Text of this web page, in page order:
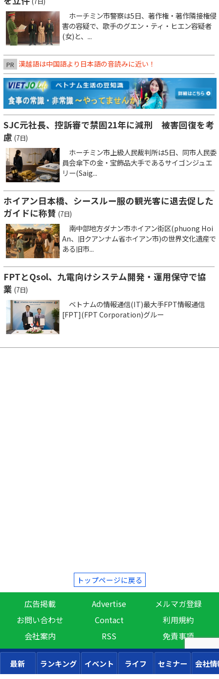
ホーチミン市警察は5日、著作権・著作隣接権侵
害の容疑で、歌手のグエン・ティ・ヒエン容疑者
(女)と、...
PR 漢越語は中国語より日本語の音読みに近い！
SJC元社長、控訴審で禁固21年に減刑 被害回復を考
慮 (7日)
ホーチミン市上級人民裁判所は5日、同市人民委
員会傘下の金・宝飾品大手であるサイゴンジュエ
リー(Saig...
ホイアン日本橋、シースルー服の観光客に退去促した
ガイドに称賛 (7日)
南中部地方ダナン市ホイアン街区(phuong Hoi
An、旧クアンナム省ホイアン市)の世界文化遺産で
ある旧市...
FPTとQsol、九電向けシステム開発・運用保守で協
業 (7日)
ベトナムの情報通信(IT)最大手FPT情報通信
[FPT](FPT Corporation)グルー
トップページに戻る
広告掲載 Advertise
メルマガ登録
お問い合わせ
Contact
利用規約
会社案内
RSS 免責事項
最新 ランキング イベント ライフ セミナー 会社